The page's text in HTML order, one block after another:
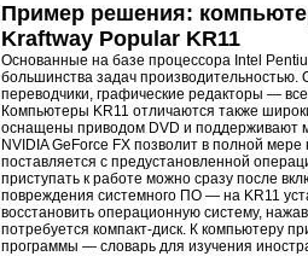
Пример решения:
Kraftway Popular KR11
Основанные на базе процессора Intel
большинства задач
переводчики, графические редакторы —
Компьютеры KR11 отличаются также
оснащены приводом DVD и поддерживают
NVIDIA GeForce FX позволит в полной
поставляется с предустановленной
приступать к работе можно сразу после
повреждения системного ПО — на KR11
восстановить операционную систему,
потребуется компакт-диск. К компьютеру
программы — словарь для изучения